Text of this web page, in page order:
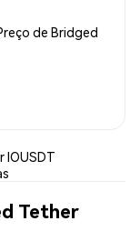
de Bridged
IOUSDT
Tether